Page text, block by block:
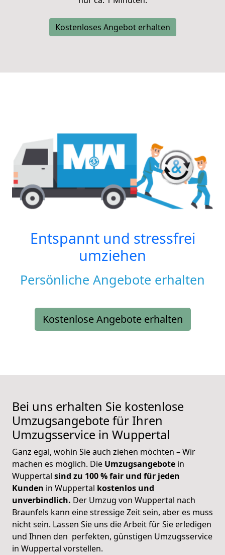
Kostenloses Angebot erhalten
Entspannt und stressfrei
umziehen
Persönliche Angebote erhalten
Kostenlose Angebote erhalten
Bei uns erhalten Sie kostenlose
Umzugsangebote für Ihren
Umzugsservice in Wuppertal
Ganz egal, wohin Sie auch ziehen möchten – Wir
machen es möglich. Die Umzugsangebote in
Wuppertal sind zu 100 % fair und für jeden
Kunden in Wuppertal kostenlos und
unverbindlich. Der Umzug von Wuppertal nach
Braunfels kann eine stressige Zeit sein, aber es muss
nicht sein. Lassen Sie uns die Arbeit für Sie erledigen
und Ihnen den perfekten, günstigen Umzugsservice
in Wuppertal vorstellen.